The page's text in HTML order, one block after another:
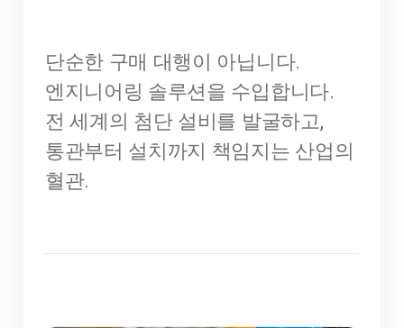
단순한 구매 대행이 아닙니다.
엔지니어링 솔루션을 수입합니다.
전 세계의 첨단 설비를 발굴하고,
통관부터 설치까지 책임지는 산업의
혈관.